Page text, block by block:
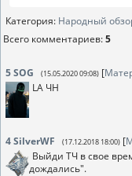
Категория: Народный
Всего комментариев:5
5SOG (15.05.2020 09:08) [
LA ЧН
4SilverWF (17.12.2018 18:00) [
Выйди ТЧ в свое
дождались".